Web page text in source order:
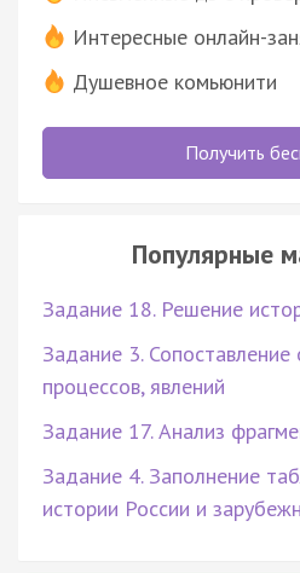
Интересные онлайн-
Душевное комьюнити
Получить
Популярные
Задание 18. Решение
Задание 3.
процессов, явлений
Задание 17. Анализ
Задание 4. Заполнение
истории России и